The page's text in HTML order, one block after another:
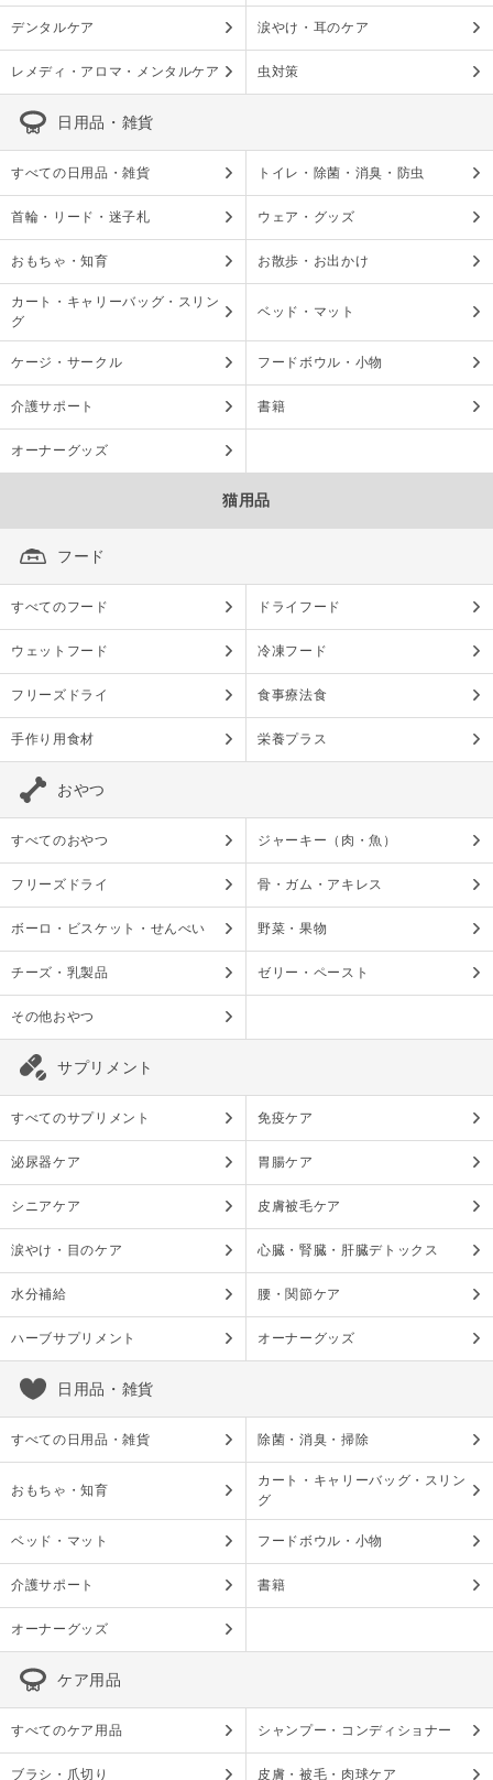
デンタルケア 涙やけ・耳のケア
レメディ・アロマ・メンタルケア 虫対策
日用品・雑貨
すべての日用品・雑貨 トイレ・除菌・消臭・防虫
首輪・リード・迷子札 ウェア・グッズ
おもちゃ・知育 お散歩・お出かけ
カート・キャリーバッグ・スリン
グ
ベッド・マット
ケージ・サークル フードボウル・小物
介護サポート 書籍
オーナーグッズ
猫用品
フード
すべてのフード ドライフード
ウェットフード 冷凍フード
フリーズドライ 食事療法食
手作り用食材 栄養プラス
おやつ
すべてのおやつ ジャーキー（肉・魚）
フリーズドライ 骨・ガム・アキレス
ボーロ・ビスケット・せんべい 野菜・果物
チーズ・乳製品 ゼリー・ペースト
その他おやつ
サプリメント
すべてのサプリメント 免疫ケア
泌尿器ケア 胃腸ケア
シニアケア 皮膚被毛ケア
涙やけ・目のケア 心臓・腎臓・肝臓デトックス
水分補給 腰・関節ケア
ハーブサプリメント オーナーグッズ
日用品・雑貨
すべての日用品・雑貨 除菌・消臭・掃除
おもちゃ・知育
カート・キャリーバッグ・スリン
グ
ベッド・マット フードボウル・小物
介護サポート 書籍
オーナーグッズ
ケア用品
すべてのケア用品 シャンプー・コンディショナー
ブラシ・爪切り 皮膚・被毛・肉球ケア